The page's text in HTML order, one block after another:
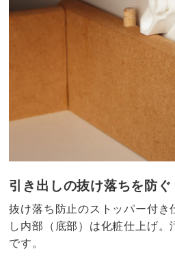
引き出しの抜け落ちを防ぐ
抜け落ち防止のストッパー付き
し内部（底部）は化粧仕上げ。
です。